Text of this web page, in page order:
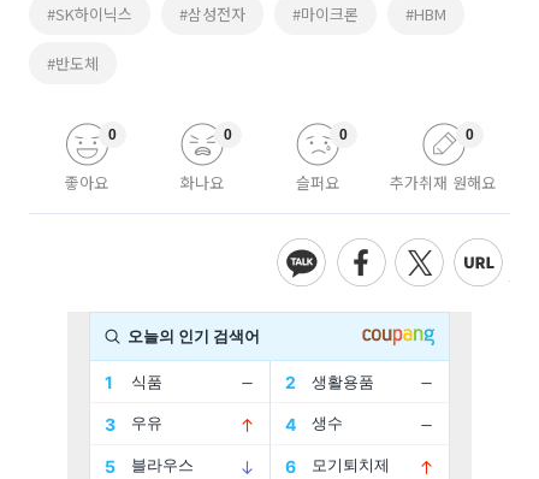
#SK하이닉스 #삼성전자 #마이크론 #HBM
#반도체
좋아요
0
화나요
0
슬퍼요
0
추가취재 원해요
0